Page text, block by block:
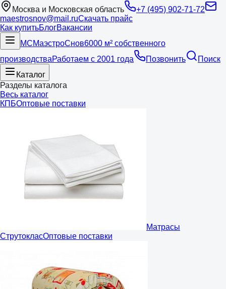
Москва и Московская область
+7 (495) 902-71-72
maestrosnov@mail.ruСкачать прайс
Как купитьБлогВакансии
МСМаэстроСнов6000 м² собственного
производстваРаботаем с 2001 года Позвонить
Поиск
Каталог
Разделы каталога
Весь каталог
КПБОптовые поставки
Матрасы
СтрутокласОптовые поставки